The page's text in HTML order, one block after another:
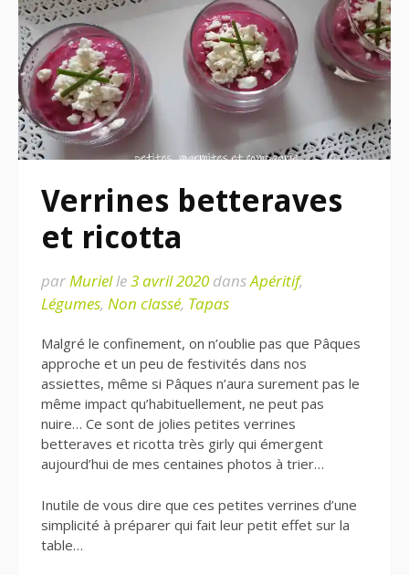
Verrines betteraves
et ricotta
parMurielle3 avril 2020 dansApéritif,
Légumes, Non classé, Tapas
Malgré le confinement, on n’oublie pas que Pâques
approche et un peu de festivités dans nos
assiettes, même si Pâques n’aura surement pas le
même impact qu’habituellement, ne peut pas
nuire… Ce sont de jolies petites verrines
betteraves et ricotta très girly qui émergent
aujourd’hui de mes centaines photos à trier…
Inutile de vous dire que ces petites verrines d’une
simplicité à préparer qui fait leur petit effet sur la
table…